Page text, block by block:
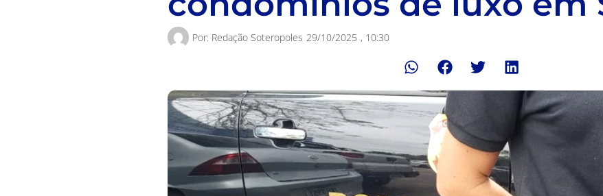
Por: Redação Soteropoles 29/10/2025 , 10:30